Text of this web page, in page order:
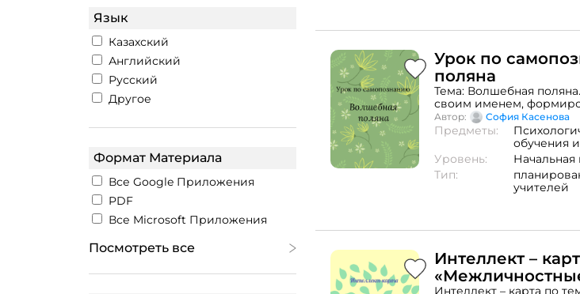
Язык
Казахский
Английский
Русский
Другое
Формат Материала
Все Google Приложения
PDF
Все Microsoft Приложения
Посмотреть все
Урок по
поляна
Тема: Волшебная
своим именем,
ребенка к своему «Я»,
ход занятия
Автор: София Касенова
Предметы:
обучения
Уровень:
Начальная
Тип:
учителей
Интеллект –
Интеллект – карта по